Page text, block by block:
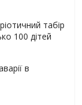
табір
100 дітей
в